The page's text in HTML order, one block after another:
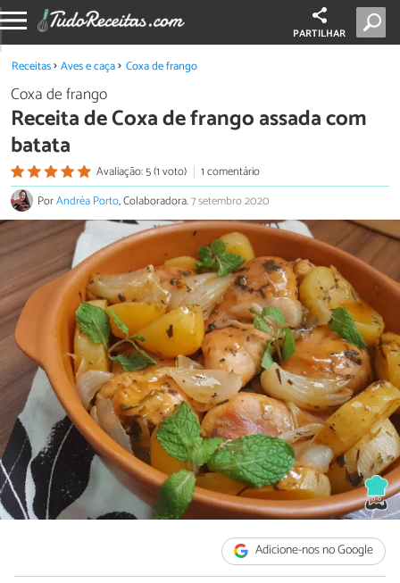
PARTILHAR
Receitas Aves e caça Coxa de frango
Coxa de frango
Receita de Coxa de frango assada com
batata
Avaliação: 5 (1 voto)
1 comentário
PorAndréa Porto, Colaboradora.7 setembro 2020
Adicione-nos no Google